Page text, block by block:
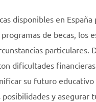
disponibles en
de becas, los
particulares.
dificultades
su futuro
y asegurar